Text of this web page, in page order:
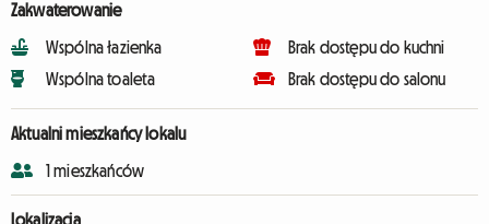
Zakwaterowanie
Wspólna łazienka
Wspólna toaleta
Brak dostępu do kuchni
Brak dostępu do salonu
Aktualni mieszkańcy lokalu
1 mieszkańców
Lokalizacja